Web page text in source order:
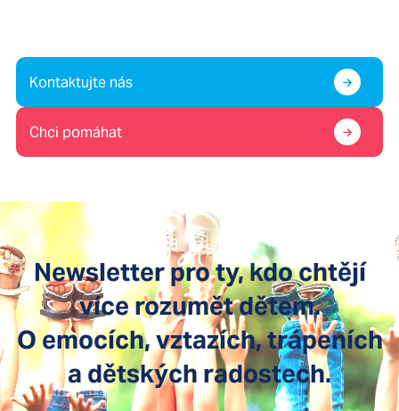
Kontaktujte nás
Chci pomáhat
Newsletter pro ty, kdo chtějí
více rozumět dětem.
O emocích, vztazích, trápeních
a dětských radostech.